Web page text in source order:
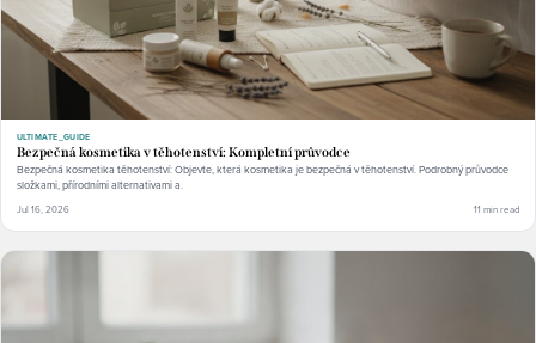
ULTIMATE_GUIDE
Bezpečná kosmetika v těhotenství: Kompletní průvodce
Bezpečná kosmetika těhotenství: Objevte, která kosmetika je bezpečná v těhotenství. Podrobný průvodce
složkami, přírodními alternativami a.
Jul 16, 2026 11 min read